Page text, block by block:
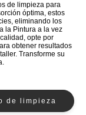
de limpieza para
óptima, estos
eliminando los
la Pintura a la vez
opte por
obtener resultados
Transforme su
de limpieza